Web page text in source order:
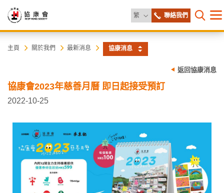
繁 更改語言聯絡我們
打開目
協
會
主頁 關於我們 最新消息 協康消息
返回協康消息
協康會2023年慈善月曆 即日起接受預訂
2022-10-25